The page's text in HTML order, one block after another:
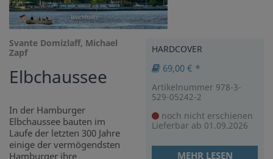
Svante Domizlaff, Michael
Zapf
Elbchaussee
In der Hamburger
Elbchaussee bauten im
Laufe der letzten 300 Jahre
einige der vermögendsten
Hamburger ihre
HARDCOVER
69,00 € *
Artikelnummer 978-3-
529-05242-2
noch nicht erschienen
Lieferbar ab 01.09.2026
MEHR LESEN